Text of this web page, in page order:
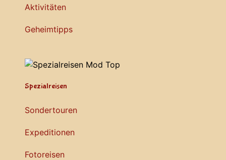
Aktivitäten
Geheimtipps
Spezialreisen
Sondertouren
Expeditionen
Fotoreisen